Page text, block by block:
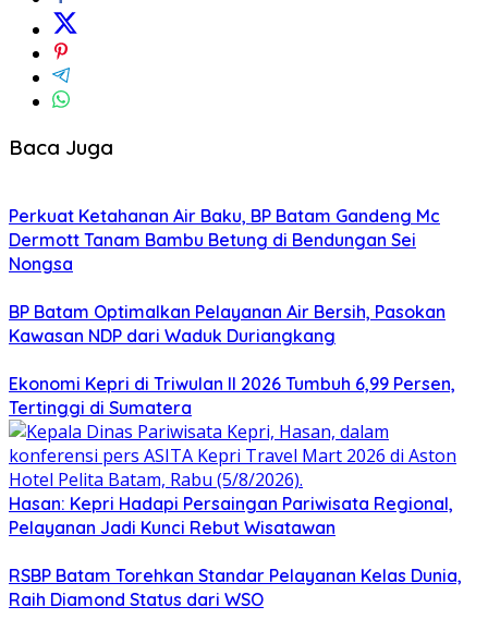
Baca Juga
Perkuat Ketahanan Air Baku, BP Batam Gandeng Mc
Dermott Tanam Bambu Betung di Bendungan Sei
Nongsa
BP Batam Optimalkan Pelayanan Air Bersih, Pasokan
Kawasan NDP dari Waduk Duriangkang
Ekonomi Kepri di Triwulan II 2026 Tumbuh 6,99 Persen,
Tertinggi di Sumatera
Hasan: Kepri Hadapi Persaingan Pariwisata Regional,
Pelayanan Jadi Kunci Rebut Wisatawan
RSBP Batam Torehkan Standar Pelayanan Kelas Dunia,
Raih Diamond Status dari WSO